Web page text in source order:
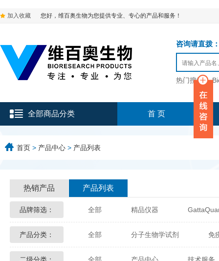
加入收藏 您好，维百奥生物为您提供专业、专心的产品和服务！
咨询请直拨
热门搜索：
全部商品分类 首 页
首页 > 产品中心 > 产品列表
热销产品 产品列表
品牌筛选： 全部 精品仪器
Glycon Biochem Sterlitech
产品分类： 全部 分子生物学试剂 免